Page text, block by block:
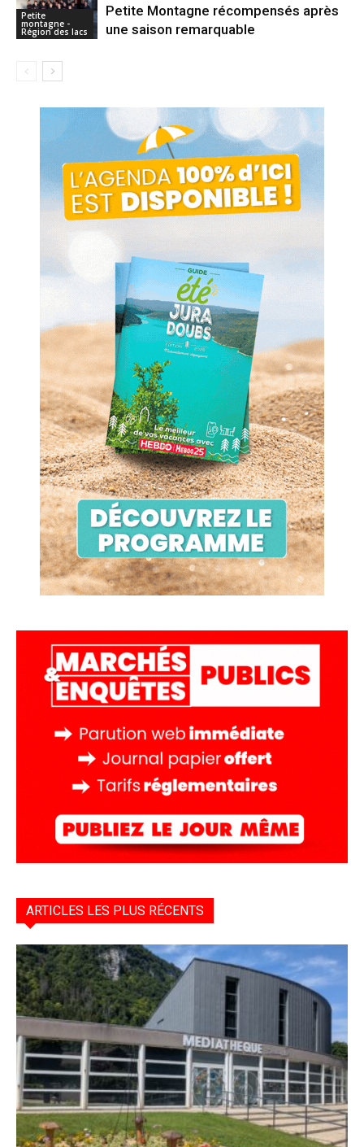
Petite
montagne -
Région des lacs
Petite Montagne récompensés après
une saison remarquable
ARTICLES LES PLUS RÉCENTS